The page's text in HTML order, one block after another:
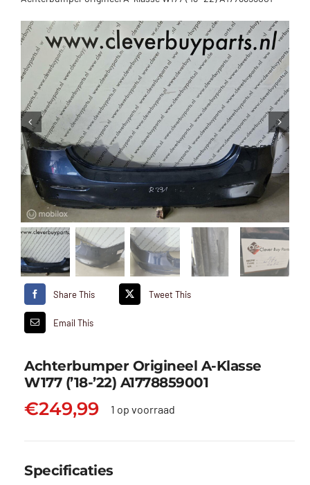
Share This Tweet This
Email This
Achterbumper Origineel A-Klasse
W177 (’18-’22) A1778859001
€249,99 1 op voorraad
Specificaties